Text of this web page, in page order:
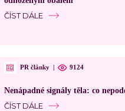
ČÍST DÁLE
PR články | 9124
Nenápadné signály těla: co
ČÍST DÁLE